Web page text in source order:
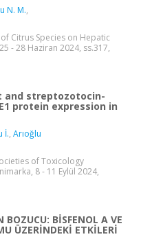
N. M.,
Citrus Species on Hepatic
- 28 Haziran 2024, ss.317,
streptozotocin-
protein expression in
İ., Arıoğlu
of Toxicology
8 - 11 Eylül 2024,
BOZUCU: BİSFENOL A VE
ÜZERİNDEKİ ETKİLERİ